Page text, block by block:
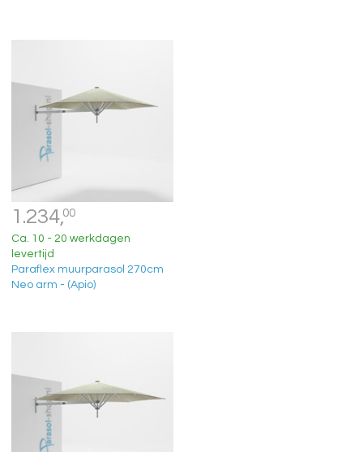
1.234,00
Ca. 10 - 20 werkdagen
levertijd
Paraflex muurparasol 270cm
Neo arm - (Apio)